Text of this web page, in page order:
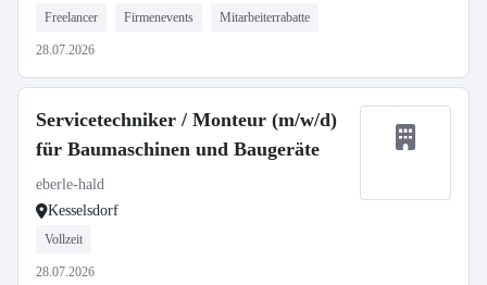
Freelancer Firmenevents Mitarbeiterrabatte
28.07.2026
Servicetechniker / Monteur (m/w/d)
für Baumaschinen und Baugeräte
eberle-hald
Kesselsdorf
Vollzeit
28.07.2026